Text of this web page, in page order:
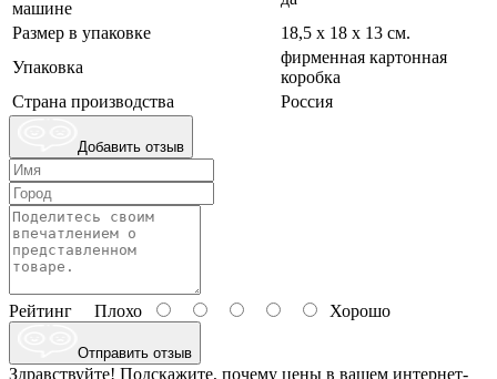
машине
Размер в упаковке
18,5 х 18 х 13 см.
Упаковка
фирменная картонная
коробка
Страна производства
Россия
Добавить отзыв
Рейтинг Плохо Хорошо
Отправить отзыв
Здравствуйте! Подскажите, почему цены в вашем интернет-